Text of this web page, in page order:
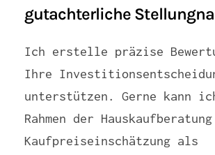
gutachterliche
Ich erstelle präzise
Ihre
unterstützen. Gerne kann
Rahmen der
Kaufpreiseinschätzung als